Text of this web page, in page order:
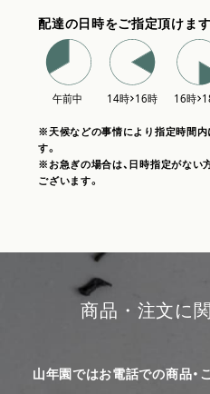
配達の日時をご指定頂けます
※天候などの事情により指定時間内
す。
※お急ぎの場合は、日時指定がない
ございます。
商品・注文に
山年園ではお電話での商品・